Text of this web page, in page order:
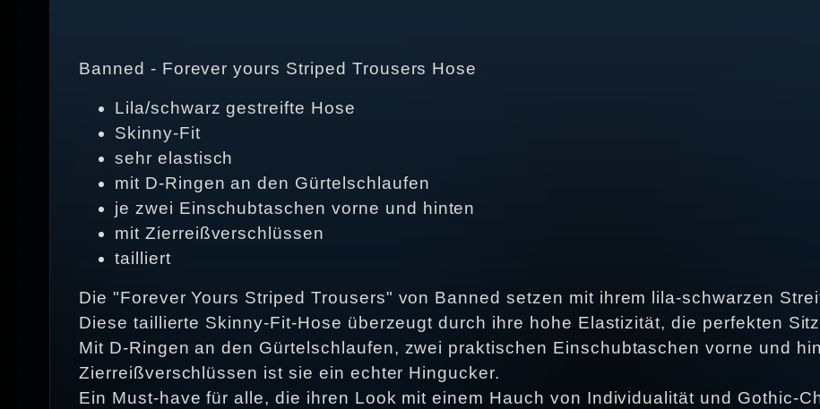
Banned - Forever yours Striped Trousers Hose
Lila/schwarz gestreifte Hose
Skinny-Fit
sehr elastisch
mit D-Ringen an den Gürtelschlaufen
je zwei Einschubtaschen vorne und hinten
mit Zierreißverschlüssen
tailliert
Die "Forever Yours Striped Trousers" von Banned setzen mit ihrem lila-schwarzen
Diese taillierte Skinny-Fit-Hose überzeugt durch ihre hohe Elastizität, die perfekten
Mit D-Ringen an den Gürtelschlaufen, zwei praktischen Einschubtaschen vorne und
Zierreißverschlüssen ist sie ein echter Hingucker.
Ein Must-have für alle, die ihren Look mit einem Hauch von Individualität und Gothic-